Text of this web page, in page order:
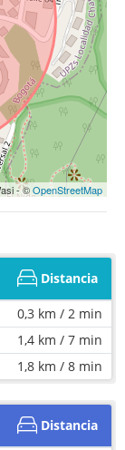
- ©OpenStreetMap
Distancia
0,3 km / 2 min
1,4 km / 7 min
1,8 km / 8 min
Distancia